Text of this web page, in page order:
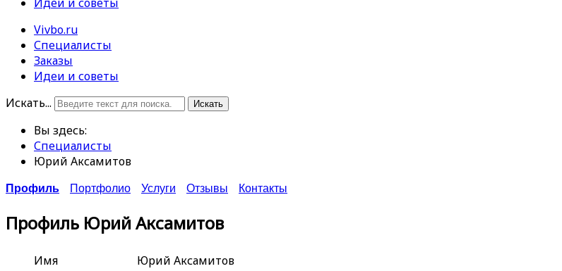
Vivbo.ru
Специалисты
Заказы
Идеи и советы
Искать...
Искать
Вы здесь:
Специалисты
Юрий Аксамитов
Профиль Портфолио Услуги Отзывы Контакты
Профиль Юрий Аксамитов
Имя
Юрий Аксамитов